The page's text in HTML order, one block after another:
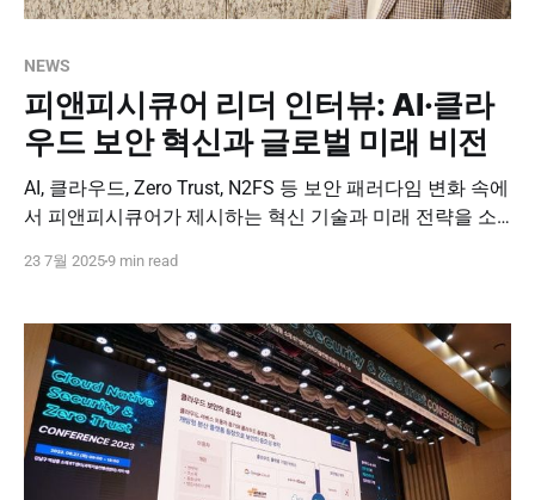
NEWS
피앤피시큐어 리더 인터뷰: AI·클라
우드 보안 혁신과 글로벌 미래 비전
AI, 클라우드, Zero Trust, N2FS 등 보안 패러다임 변화 속에
서 피앤피시큐어가 제시하는 혁신 기술과 미래 전략을 소
23 7월 20259 min read